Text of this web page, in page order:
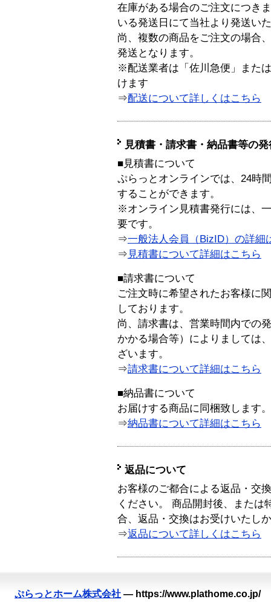
在庫がある場合のご注文につき
いる発送日にて当社より発送い
尚、複数の商品をご注文の場合
発送となります。
※配送業者は「佐川急便」また
けます
⇒配送について詳しくはこちら
見積書・請求書・納品書等の
■見積書について
ぷらっとオンラインでは、24時
することができます。
※オンライン見積書発行には、
要です。
⇒一般法人会員（BizID）の詳細
⇒ 見積書について詳細はこちら
■請求書について
ご注文時に希望されたお客様に
しております。
尚、請求書は、営業時間内での
かかる場合等）によりましては
ざいます。
⇒請求書について詳細はこちら
■納品書について
お届けする商品に同梱致します。
⇒納品書について詳細はこちら
返品について
お客様のご都合による返品・交
ください。 商品開封後、または
合、返品・交換はお受けいたし
⇒返品について詳しくはこちら
ぷらっとホーム株式会社 — https://www.plathome.co.jp/